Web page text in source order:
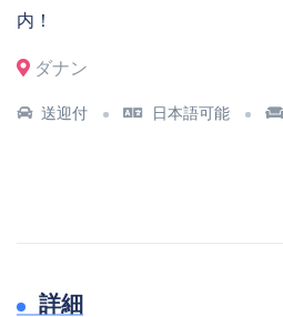
内！
ダナン
送迎付 日本語可能
詳細